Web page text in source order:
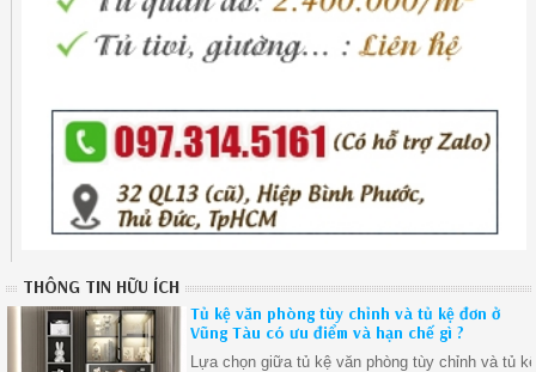
THÔNG TIN HỮU ÍCH
Tủ kệ văn phòng tùy chỉnh và tủ kệ đơn ở
Vũng Tàu có ưu điểm và hạn chế gì ?
Lựa chọn giữa tủ kệ văn phòng tùy chỉnh và tủ